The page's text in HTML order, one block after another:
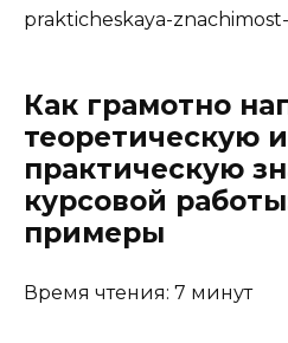
prakticheskaya-
Как грамотно
теоретическую и
практическую
курсовой
примеры
Время чтения: 7 минут